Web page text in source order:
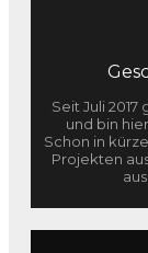
Seit Juli
und bin
Schon in
Projekten